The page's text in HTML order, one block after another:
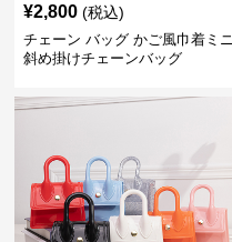
¥2,800 (税込)
チェーン バッグ かご風巾着ミニ
斜め掛けチェーンバッグ